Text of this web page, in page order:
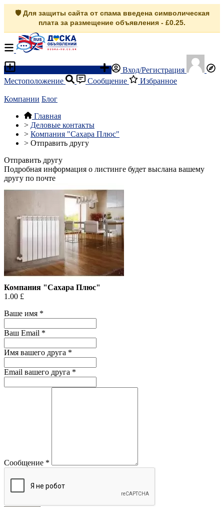
🛡️ Для защиты сайта от спама введена символическая
плата за размещение объявления - £0.25.
Вход/Регистрация
Местоположение
Сообщение Избранное
Компании Блог
Главная
> Деловые контакты
> Компания "Сахара Плюс"
> Отправить другу
Отправить другу
Подробная информация о листинге будет выслана вашему
другу по почте
Компания "Сахара Плюс"
1.00 £
Ваше имя *
Ваш Email *
Имя вашего друга *
Email вашего друга *
Сообщение *